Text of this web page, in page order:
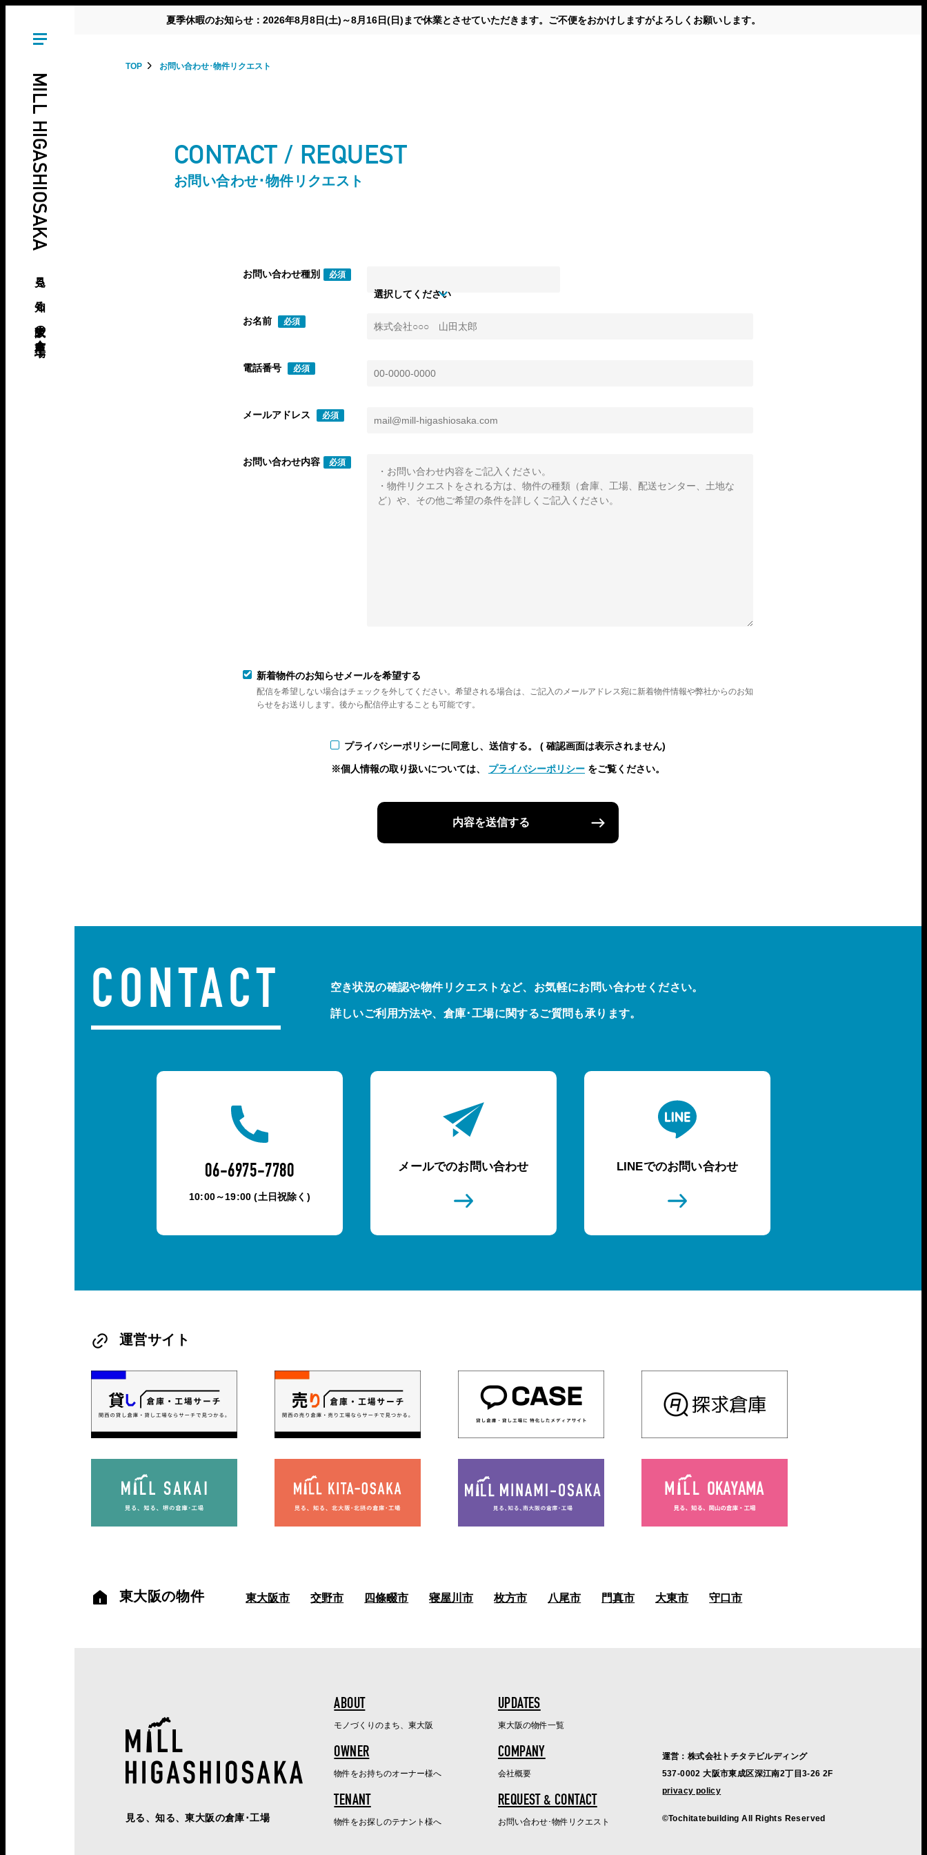
夏季休暇のお知らせ：2026年8月8日(土)～8月16日(日)まで休業とさせていただきます。ご不便をおかけしますがよろしくお願いします。
MILL HIGASHIOSAKA
見る、知る、東大阪の倉庫･工場
TOP お問い合わせ･物件リクエスト
CONTACT / REQUEST
お問い合わせ･物件リクエスト
お問い合わせ種別 必須
選択してください
お名前 必須
電話番号 必須
メールアドレス 必須
お問い合わせ内容 必須
新着物件のお知らせメールを希望する
配信を希望しない場合はチェックを外してください。希望される場合は、ご記入のメールアドレス宛に新着物件情報や弊社からのお知
らせをお送りします。後から配信停止することも可能です。
プライバシーポリシーに同意し、送信する。 ( 確認画面は表示されません)
※個人情報の取り扱いについては、 プライバシーポリシー をご覧ください。
内容を送信する
CONTACT 空き状況の確認や物件リクエストなど、お気軽にお問い合わせください。
詳しいご利用方法や、倉庫･工場に関するご質問も承ります。
06-6975-7780
10:00～19:00 (土日祝除く)
メールでのお問い合わせ LINEでのお問い合わせ
運営サイト
東大阪の物件 東大阪市 交野市 四條畷市 寝屋川市 枚方市 八尾市 門真市 大東市 守口市
見る、知る、東大阪の倉庫･工場
ABOUT
モノづくりのまち、東大阪
UPDATES
東大阪の物件一覧
OWNER
物件をお持ちのオーナー様へ
COMPANY
会社概要
TENANT
物件をお探しのテナント様へ
REQUEST & CONTACT
お問い合わせ･物件リクエスト
運営：株式会社トチタテビルディング
537-0002 大阪市東成区深江南2丁目3-26 2F
privacy policy
©Tochitatebuilding All Rights Reserved